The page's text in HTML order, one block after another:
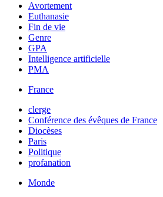
Avortement
Euthanasie
Fin de vie
Genre
GPA
Intelligence artificielle
PMA
France
clerge
Conférence des évêques de France
Diocèses
Paris
Politique
profanation
Monde